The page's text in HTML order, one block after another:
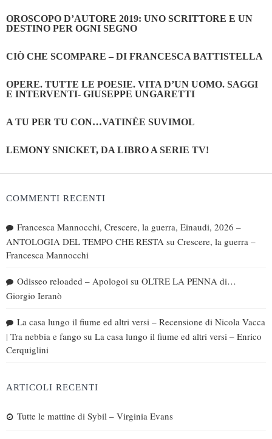
OROSCOPO D’AUTORE 2019: UNO SCRITTORE E UN
DESTINO PER OGNI SEGNO
CIÒ CHE SCOMPARE – DI FRANCESCA BATTISTELLA
OPERE. TUTTE LE POESIE. VITA D’UN UOMO. SAGGI
E INTERVENTI- GIUSEPPE UNGARETTI
A TU PER TU CON…VATINÈE SUVIMOL
LEMONY SNICKET, DA LIBRO A SERIE TV!
COMMENTI RECENTI
Francesca Mannocchi, Crescere, la guerra, Einaudi, 2026 –
ANTOLOGIA DEL TEMPO CHE RESTA su Crescere, la guerra –
Francesca Mannocchi
Odisseo reloaded – Apologoi su OLTRE LA PENNA di…
Giorgio Ieranò
La casa lungo il fiume ed altri versi – Recensione di Nicola Vacca
| Tra nebbia e fango su La casa lungo il fiume ed altri versi – Enrico
Cerquiglini
ARTICOLI RECENTI
Tutte le mattine di Sybil – Virginia Evans